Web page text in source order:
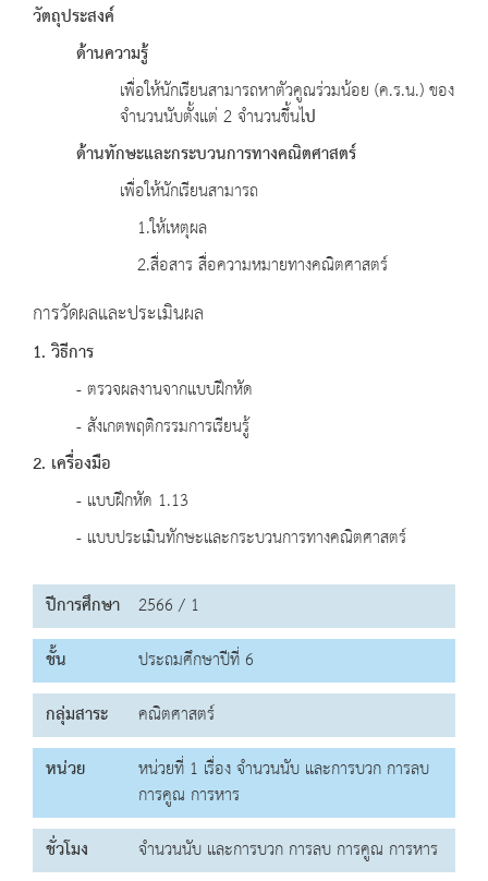
วัตถุประสงค์
ด้านความรู้
เพื่อให้นักเรียนสามารถหาตัวคูณร่วมน้อย (ค.ร.น.) ของ
จำนวนนับตั้งแต่ 2 จำนวนขึ้นไป
ด้านทักษะและกระบวนการทางคณิตศาสตร์
เพื่อให้นักเรียนสามารถ
1.ให้เหตุผล
2.สื่อสาร สื่อความหมายทางคณิตศาสตร์
การวัดผลและประเมินผล
1. วิธีการ
- ตรวจผลงานจากแบบฝึกหัด
- สังเกตพฤติกรรมการเรียนรู้
2. เครื่องมือ
- แบบฝึกหัด 1.13
- แบบประเมินทักษะและกระบวนการทางคณิตศาสตร์
ปีการศึกษา 2566 / 1
ชั้น
ประถมศึกษาปีที่ 6
กลุ่มสาระ
คณิตศาสตร์
หน่วย
หน่วยที่ 1 เรื่อง จำนวนนับ และการบวก การลบ
การคูณ การหาร
ชั่วโมง
จำนวนนับ และการบวก การลบ การคูณ การหาร